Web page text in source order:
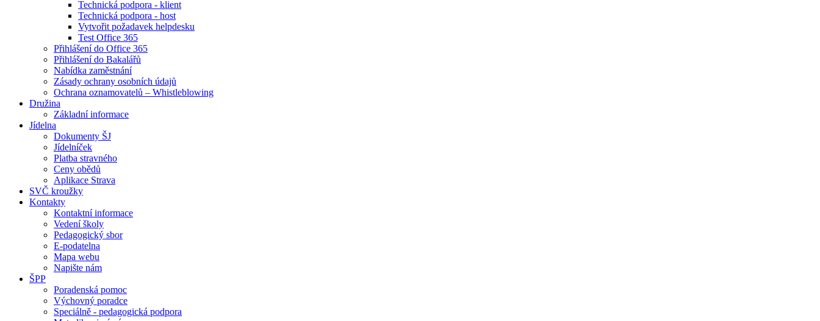
Technická podpora - klient
Technická podpora - host
Vytvořit požadavek helpdesku
Test Office 365
Přihlášení do Office 365
Přihlášení do Bakalářů
Nabídka zaměstnání
Zásady ochrany osobních údajů
Ochrana oznamovatelů – Whistleblowing
Družina
Základní informace
Jídelna
Dokumenty ŠJ
Jídelníček
Platba stravného
Ceny obědů
Aplikace Strava
SVČ kroužky
Kontakty
Kontaktní informace
Vedení školy
Pedagogický sbor
E-podatelna
Mapa webu
Napište nám
ŠPP
Poradenská pomoc
Výchovný poradce
Speciálně - pedagogická podpora